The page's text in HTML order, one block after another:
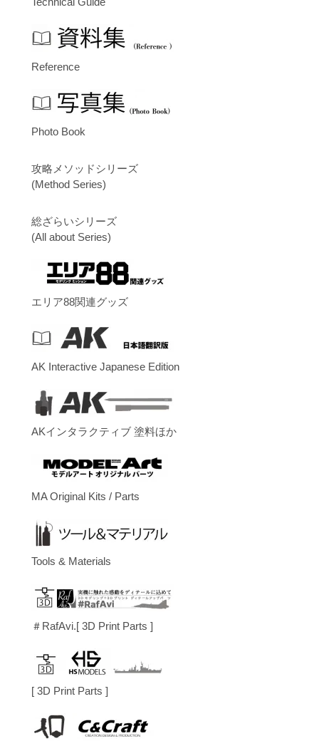
Reference
Photo Book
攻略メソッドシリーズ
(Method Series)
総ざらいシリーズ
(All about Series)
エリア88関連グッズ
AK Interactive Japanese Edition
AKインタラクティブ 塗料ほか
MA Original Kits / Parts
Tools & Materials
＃RafAvi.[ 3D Print Parts ]
[ 3D Print Parts ]